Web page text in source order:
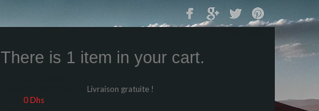
There is 1 item in your cart.
Livraison gratuite !
0 Dhs